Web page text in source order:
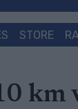
STORE
km